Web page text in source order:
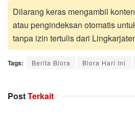
Dilarang keras mengambil
atau pengindeksan otomatis
tanpa izin tertulis dari
Tags: Berita Blora Blora Hari Ini
PostTerkait